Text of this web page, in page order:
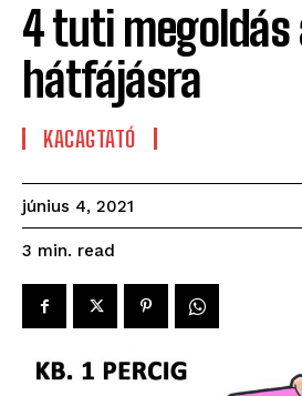
4 tuti megoldás
hátfájásra
KACAGTATÓ
június 4, 2021
3 min. read